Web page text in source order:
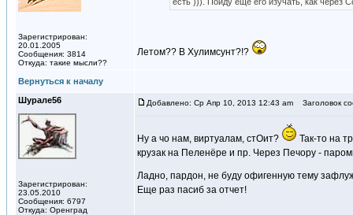
Зарегистрирован:
20.01.2005
Сообщения: 3814
Откуда: такие мысли??
Летом?? В Хулимсунт?!?
Вернуться к началу
Шурале56
Зарегистрирован:
23.05.2010
Сообщения: 6797
Откуда: Оренград
Добавлено: Ср Апр 10, 2013 12:43 am Заголовок
Ну а чо нам, виртуалам, стОит?
Так-то на
крузак на Пеленёре и пр. Через Печору -
Ладно, пардон, не буду офигенную тему
Еще раз пасиб за отчет!